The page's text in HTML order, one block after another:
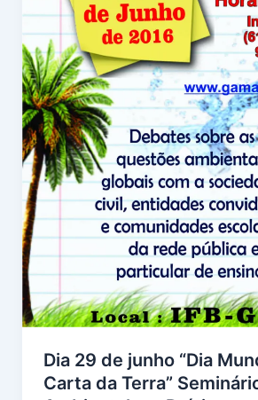
Dia 29 de junho “Dia
Carta da Terra”